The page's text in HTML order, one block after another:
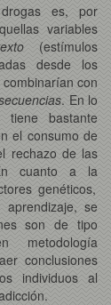
es, por
variables
(estímulos
desde los
con
. En lo
bastante
el consumo de
rechazo de las
cuanto a la
genéticos,
se
son de tipo
metodología
conclusiones
individuos al